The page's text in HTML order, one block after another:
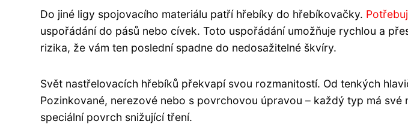
Do jiné ligy spojovacího materiálu patří hřebíky do hřebíkovačky.
uspořádání do pásů nebo cívek. Toto uspořádání umožňuje rychlou a
rizika, že vám ten poslední spadne do nedosažitelné škvíry.
Svět nastřelovacích hřebíků překvapí svou rozmanitostí. Od tenkých
Pozinkované, nerezové nebo s povrchovou úpravou – každý typ má
speciální povrch snižující tření.